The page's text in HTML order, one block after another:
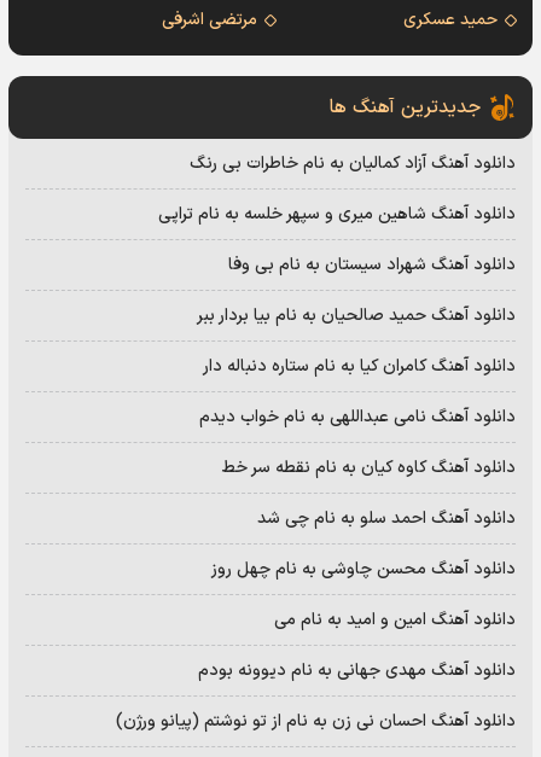
حمید عسکری
مرتضی اشرفی
جدیدترین آهنگ ها
دانلود آهنگ آزاد کمالیان به نام خاطرات بی رنگ
دانلود آهنگ شاهین میری و سپهر خلسه به نام تراپی
دانلود آهنگ شهراد سیستان به نام بی وفا
دانلود آهنگ حمید صالحیان به نام بیا بردار ببر
دانلود آهنگ کامران کیا به نام ستاره دنباله دار
دانلود آهنگ نامی عبداللهی به نام خواب دیدم
دانلود آهنگ کاوه کیان به نام نقطه سر خط
دانلود آهنگ احمد سلو به نام چی شد
دانلود آهنگ محسن چاوشی به نام چهل روز
دانلود آهنگ امین و امید به نام می
دانلود آهنگ مهدی جهانی به نام دیوونه بودم
دانلود آهنگ احسان نی زن به نام از تو نوشتم (پیانو ورژن)